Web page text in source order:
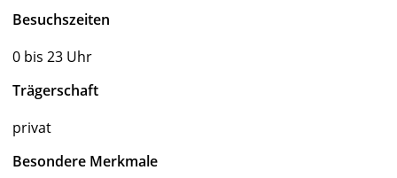
Besuchszeiten
0 bis 23 Uhr
Trägerschaft
privat
Besondere Merkmale